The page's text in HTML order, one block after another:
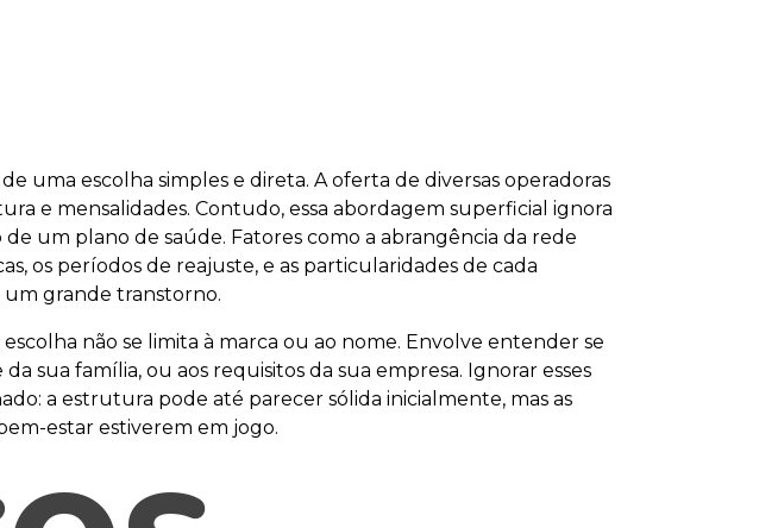
uma escolha simples e direta. A oferta de diversas operadoras
e mensalidades. Contudo, essa abordagem superficial ignora
um plano de saúde. Fatores como a abrangência da rede
os períodos de reajuste, e as particularidades de cada
grande transtorno.
escolha não se limita à marca ou ao nome. Envolve entender se
sua família, ou aos requisitos da sua empresa. Ignorar esses
a estrutura pode até parecer sólida inicialmente, mas as
estar estiverem em jogo.